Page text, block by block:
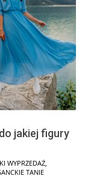
jakiej figury
WYPRZEDAŻ
TANIE